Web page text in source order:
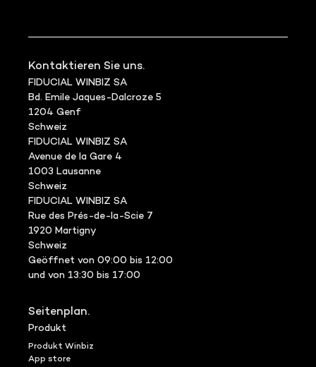
Kontaktieren Sie uns.
FIDUCIAL WINBIZ SA
Bd. Emile Jaques-Dalcroze 5
1204 Genf
Schweiz
FIDUCIAL WINBIZ SA
Avenue de la Gare 4
1003 Lausanne
Schweiz
FIDUCIAL WINBIZ SA
Rue des Prés-de-la-Scie 7
1920 Martigny
Schweiz
Geöffnet von 09:00 bis 12:00
und von 13:30 bis 17:00
Seitenplan.
Produkt
Produkt Winbiz
App store